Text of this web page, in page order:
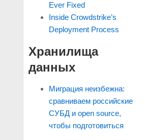
Ever Fixed
Inside Crowdstrike’s
Deployment Process
Хранилища
данных
Миграция неизбежна:
сравниваем российские
СУБД и open source,
чтобы подготовиться